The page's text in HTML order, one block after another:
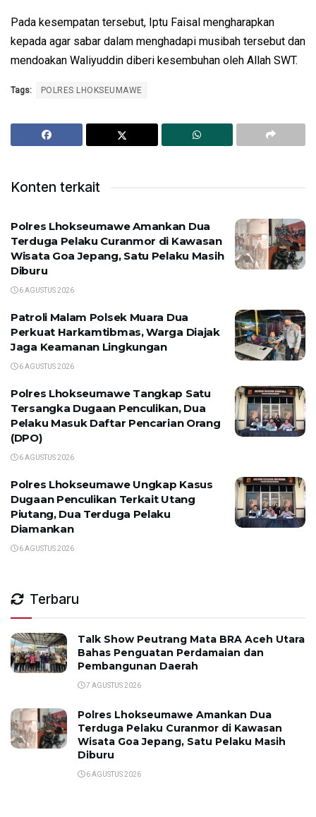
Pada kesempatan tersebut, Iptu Faisal mengharapkan
kepada agar sabar dalam menghadapi musibah tersebut dan
mendoakan Waliyuddin diberi kesembuhan oleh Allah SWT.
Tags: POLRES LHOKSEUMAWE
Konten terkait
Polres Lhokseumawe Amankan Dua
Terduga Pelaku Curanmor di Kawasan
Wisata Goa Jepang, Satu Pelaku Masih
Diburu
6 AGUSTUS 2026
Patroli Malam Polsek Muara Dua
Perkuat Harkamtibmas, Warga Diajak
Jaga Keamanan Lingkungan
6 AGUSTUS 2026
Polres Lhokseumawe Tangkap Satu
Tersangka Dugaan Penculikan, Dua
Pelaku Masuk Daftar Pencarian Orang
(DPO)
6 AGUSTUS 2026
Polres Lhokseumawe Ungkap Kasus
Dugaan Penculikan Terkait Utang
Piutang, Dua Terduga Pelaku
Diamankan
6 AGUSTUS 2026
Terbaru
Talk Show Peutrang Mata BRA Aceh Utara
Bahas Penguatan Perdamaian dan
Pembangunan Daerah
7 AGUSTUS 2026
Polres Lhokseumawe Amankan Dua
Terduga Pelaku Curanmor di Kawasan
Wisata Goa Jepang, Satu Pelaku Masih
Diburu
6 AGUSTUS 2026